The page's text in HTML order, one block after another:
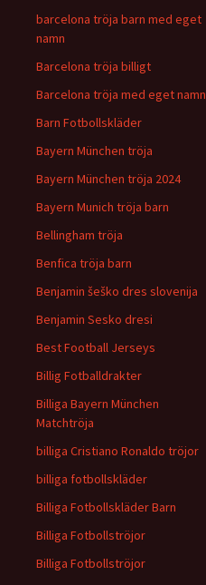
barcelona tröja barn med eget
namn
Barcelona tröja billigt
Barcelona tröja med eget namn
Barn Fotbollskläder
Bayern München tröja
Bayern München tröja 2024
Bayern Munich tröja barn
Bellingham tröja
Benfica tröja barn
Benjamin šeško dres slovenija
Benjamin Sesko dresi
Best Football Jerseys
Billig Fotballdrakter
Billiga Bayern München
Matchtröja
billiga Cristiano Ronaldo tröjor
billiga fotbollskläder
Billiga Fotbollskläder Barn
Billiga Fotbollströjor
Billiga Fotbollströjor